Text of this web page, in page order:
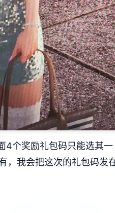
个奖励礼包码只能选其
，我会把这次的礼包码